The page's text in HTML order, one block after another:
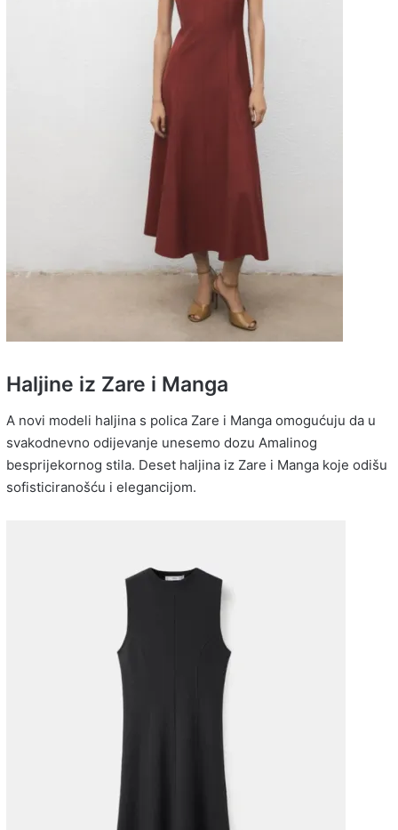
Haljine iz Zare i Manga
A novi modeli haljina s polica Zare i Manga omogućuju da u
svakodnevno odijevanje unesemo dozu Amalinog
besprijekornog stila. Deset haljina iz Zare i Manga koje odišu
sofisticiranošću i elegancijom.